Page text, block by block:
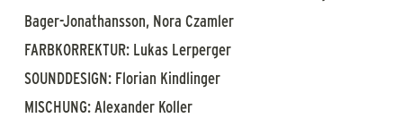
Bager-Jonathansson, Nora Czamler
FARBKORREKTUR: Lukas Lerperger
SOUNDDESIGN: Florian Kindlinger
MISCHUNG: Alexander Koller